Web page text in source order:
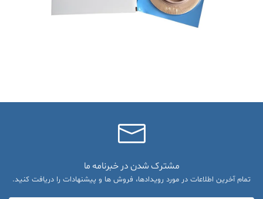
مشترک شدن در خبرنامه ما
تمام آخرین اطلاعات در مورد رویدادها، فروش ها و پیشنهادات را دریافت کنید.